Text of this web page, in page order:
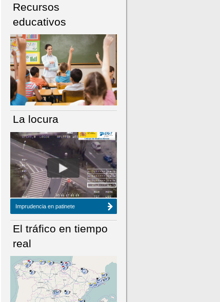
NÚMERO ACTUAL HEMEROTECA
Recursos
educativos
La locura
Imprudencia en patinete
El tráfico en tiempo
real